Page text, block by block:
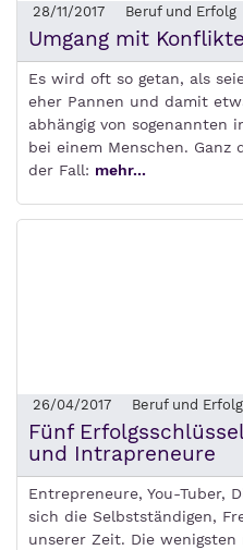
28/11/2017 Beruf und Erfolg
Umgang mit
Es wird oft so getan, als
eher Pannen und damit
abhängig von sogenannten
bei einem Menschen. Ganz
der Fall: mehr...
26/04/2017 Beruf und Erfolg
Fünf
und Intrapreneure
Entrepreneure, You-Tuber,
sich die Selbstständigen,
unserer Zeit. Die